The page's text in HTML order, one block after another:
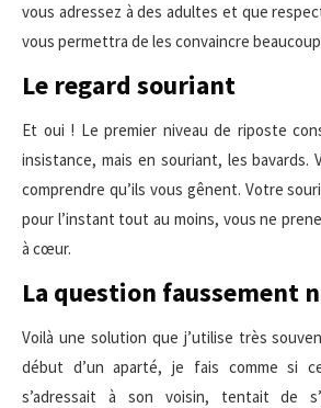
vous adressez à des adultes et que
vous permettra de les convaincre
Le regard souriant
Et oui ! Le premier niveau de riposte
insistance, mais en souriant, les bavards.
comprendre qu’ils vous gênent. Votre
pour l’instant tout au moins, vous ne
à cœur.
La question faussement
Voilà une solution que j’utilise très
début d’un aparté, je fais comme si
s’adressait à son voisin, tentait de